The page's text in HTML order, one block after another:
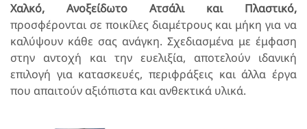
Χαλκό, Ανοξείδωτο Ατσάλι και Πλαστικό,
προσφέρονται σε ποικίλες διαμέτρους και μήκη για να
καλύψουν κάθε σας ανάγκη. Σχεδιασμένα με έμφαση
στην αντοχή και την ευελιξία, αποτελούν ιδανική
επιλογή για κατασκευές, περιφράξεις και άλλα έργα
που απαιτούν αξιόπιστα και ανθεκτικά υλικά.